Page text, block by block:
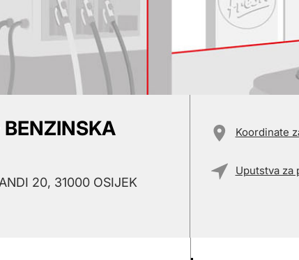
20, 31000 OSIJEK
Koordinate
Uputstva za